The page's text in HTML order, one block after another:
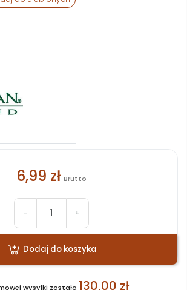
6,99 zł Brutto
- +
Dodaj do koszyka
wysyłki zostało 130,00 zł